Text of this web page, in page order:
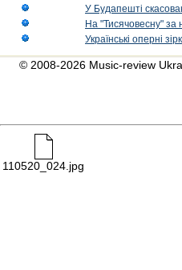
У Будапешті
На "Тисячовесну" за
Українські оперні
© 2008-2026 Music-review
110520_024.jpg